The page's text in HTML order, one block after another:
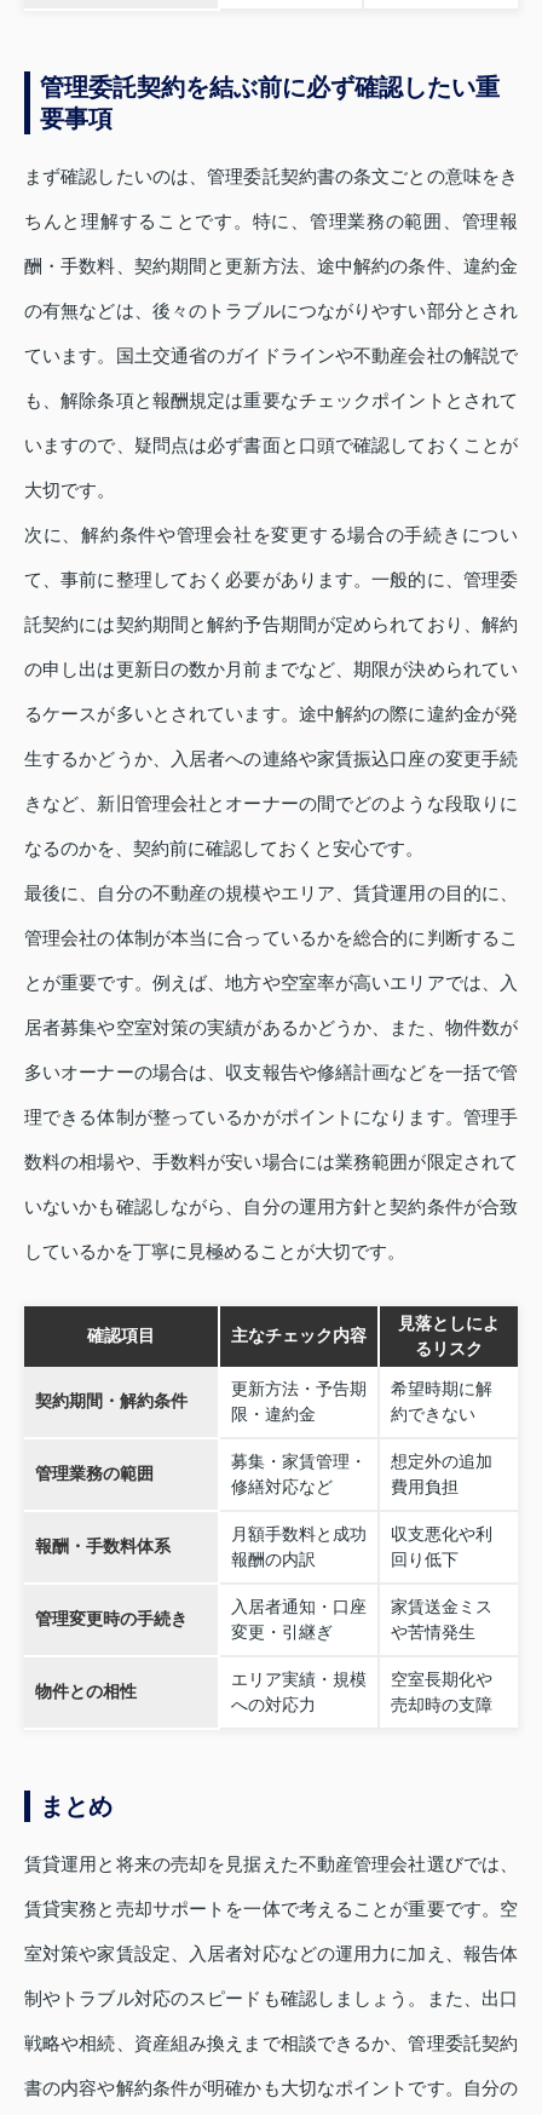
管理委託契約を結ぶ前に必ず確認したい重
要事項
まず確認したいのは、管理委託契約書の条文ごとの意味をき
ちんと理解することです。特に、管理業務の範囲、管理報
酬・手数料、契約期間と更新方法、途中解約の条件、違約金
の有無などは、後々のトラブルにつながりやすい部分とされ
ています。国土交通省のガイドラインや不動産会社の解説で
も、解除条項と報酬規定は重要なチェックポイントとされて
いますので、疑問点は必ず書面と口頭で確認しておくことが
大切です。
次に、解約条件や管理会社を変更する場合の手続きについ
て、事前に整理しておく必要があります。一般的に、管理委
託契約には契約期間と解約予告期間が定められており、解約
の申し出は更新日の数か月前までなど、期限が決められてい
るケースが多いとされています。途中解約の際に違約金が発
生するかどうか、入居者への連絡や家賃振込口座の変更手続
きなど、新旧管理会社とオーナーの間でどのような段取りに
なるのかを、契約前に確認しておくと安心です。
最後に、自分の不動産の規模やエリア、賃貸運用の目的に、
管理会社の体制が本当に合っているかを総合的に判断するこ
とが重要です。例えば、地方や空室率が高いエリアでは、入
居者募集や空室対策の実績があるかどうか、また、物件数が
多いオーナーの場合は、収支報告や修繕計画などを一括で管
理できる体制が整っているかがポイントになります。管理手
数料の相場や、手数料が安い場合には業務範囲が限定されて
いないかも確認しながら、自分の運用方針と契約条件が合致
しているかを丁寧に見極めることが大切です。
確認項目 主なチェック内容
見落としによ
るリスク
契約期間・解約条件
更新方法・予告期
限・違約金
希望時期に解
約できない
管理業務の範囲
募集・家賃管理・
修繕対応など
想定外の追加
費用負担
報酬・手数料体系
月額手数料と成功
報酬の内訳
収支悪化や利
回り低下
管理変更時の手続き
入居者通知・口座
変更・引継ぎ
家賃送金ミス
や苦情発生
物件との相性
エリア実績・規模
への対応力
空室長期化や
売却時の支障
まとめ
賃貸運用と将来の売却を見据えた不動産管理会社選びでは、
賃貸実務と売却サポートを一体で考えることが重要です。空
室対策や家賃設定、入居者対応などの運用力に加え、報告体
制やトラブル対応のスピードも確認しましょう。また、出口
戦略や相続、資産組み換えまで相談できるか、管理委託契約
書の内容や解約条件が明確かも大切なポイントです。自分の